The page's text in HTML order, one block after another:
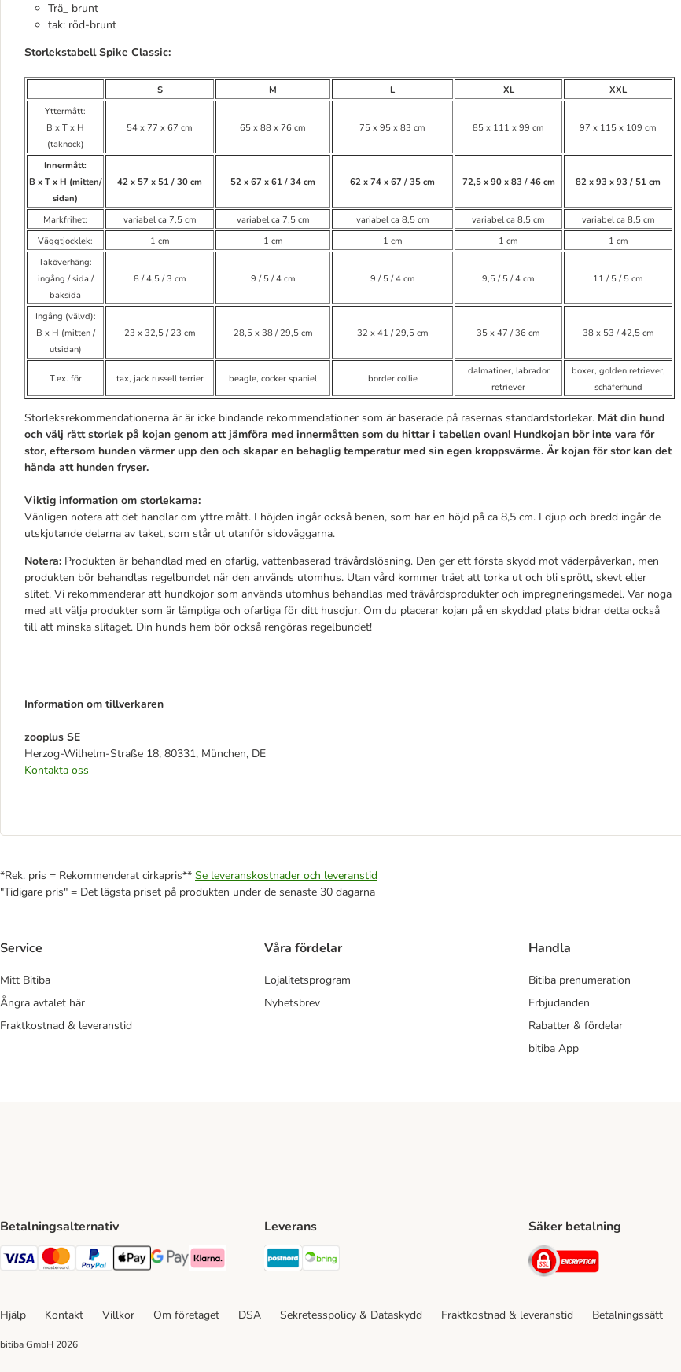
Trä_ brunt
tak: röd-brunt
Storlekstabell Spike Classic:
S M L XL
XXL
Yttermått:
B x T x H
(taknock)
54 x 77 x 67 cm 65 x 88 x 76 cm 75 x 95 x 83 cm 85 x 111 x 99 cm 97 x 115 x 109 cm
Innermått:
B x T x H (mitten/
sidan)
42 x 57 x 51 / 30 cm 52 x 67 x 61 / 34 cm 62 x 74 x 67 / 35 cm 72,5 x 90 x 83 / 46 cm 82 x 93 x 93 / 51 cm
Markfrihet: variabel ca 7,5 cm variabel ca 7,5 cm variabel ca 8,5 cm variabel ca 8,5 cm
variabel ca 8,5 cm
Väggtjocklek:
1 cm 1 cm 1 cm 1 cm
1 cm
Taköverhäng:
ingång / sida /
baksida
8 / 4,5 / 3 cm 9 / 5 / 4 cm 9 / 5 / 4 cm 9,5 / 5 / 4 cm 11 / 5 / 5 cm
Ingång (välvd):
B x H (mitten /
utsidan)
23 x 32,5 / 23 cm 28,5 x 38 / 29,5 cm 32 x 41 / 29,5 cm 35 x 47 / 36 cm 38 x 53 / 42,5 cm
T.ex. för tax, jack russell terrier beagle, cocker spaniel border collie
dalmatiner, labrador
retriever
boxer, golden retriever,
schäferhund
Storleksrekommendationerna är är icke bindande rekommendationer som är baserade på rasernas standardstorlekar. Mät din hund
och välj rätt storlek på kojan genom att jämföra med innermåtten som du hittar i tabellen ovan! Hundkojan bör inte vara för
stor, eftersom hunden värmer upp den och skapar en behaglig temperatur med sin egen kroppsvärme. Är kojan för stor kan det
hända att hunden fryser.
Viktig information om storlekarna:
Vänligen notera att det handlar om yttre mått. I höjden ingår också benen, som har en höjd på ca 8,5 cm. I djup och bredd ingår de
utskjutande delarna av taket, som står ut utanför sidoväggarna.
Notera: Produkten är behandlad med en ofarlig, vattenbaserad trävårdslösning. Den ger ett första skydd mot väderpåverkan, men
produkten bör behandlas regelbundet när den används utomhus. Utan vård kommer träet att torka ut och bli sprött, skevt eller
slitet. Vi rekommenderar att hundkojor som används utomhus behandlas med trävårdsprodukter och impregneringsmedel. Var noga
med att välja produkter som är lämpliga och ofarliga för ditt husdjur. Om du placerar kojan på en skyddad plats bidrar detta också
till att minska slitaget. Din hunds hem bör också rengöras regelbundet!
Information om tillverkaren
zooplus SE
Herzog-Wilhelm-Straße 18, 80331, München, DE
Kontakta oss
*Rek. pris = Rekommenderat cirkapris** Se leveranskostnader och leveranstid
"Tidigare pris" = Det lägsta priset på produkten under de senaste 30 dagarna
Service
Mitt Bitiba
Ångra avtalet här
Fraktkostnad & leveranstid
Våra fördelar
Lojalitetsprogram
Nyhetsbrev
Handla
Bitiba prenumeration
Erbjudanden
Rabatter & fördelar
bitiba App
Betalningsalternativ
VISA Payment Method
Mastercard Payment Method
Paypal Payment Method
Apple Pay Payment Method
Google Pay Payment Method
Klarna Payment Method
Leverans
Postnord Shipping Method
Säker betalning
Security
Hjälp Kontakt Villkor Om företaget DSA Sekretesspolicy & Dataskydd Fraktkostnad & leveranstid Betalningssätt
bitiba GmbH 2026